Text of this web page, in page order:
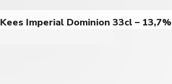
Kees Imperial Dominion 33cl – 13,7%